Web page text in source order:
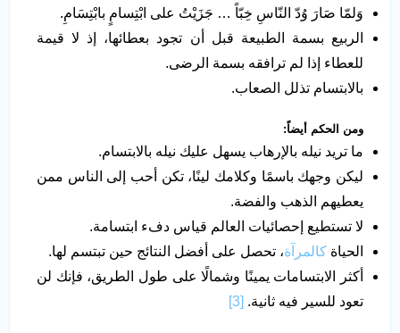
وَلمّا صَارَ وُدّ النّاسِ خِبّاً … جَزَيْتُ على ابْتِسامٍ بابْتِسَامِ.
الربيع بسمة الطبيعة قبل أن تجود بعطائها، إذ لا قيمة
للعطاء إذا لم ترافقه بسمة الرضى.
بالابتسام تذلل الصعاب.
ومن الحكم أيضاً:
ما تريد نيله بالإرهاب يسهل عليك نيله بالابتسام.
ليكن وجهك باسمًا وكلامك لينًا، تكن أحب إلى الناس ممن
يعطيهم الذهب والفضة.
لا تستطيع إحصائيات العالم قياس دفء ابتسامة.
الحياة كالمرآة، تحصل على أفضل النتائج حين تبتسم لها.
أكثر الابتسامات يمينًا وشمالًا على طول الطريق، فإنك لن
تعود للسير فيه ثانية. [3]